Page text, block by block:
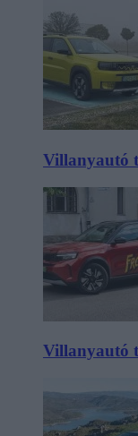
Villanyautó
Villanyautó